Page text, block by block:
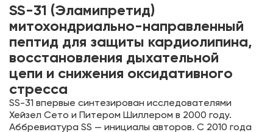
SS-31 (Эламипретид)
митохондриально-направленный
пептид для защиты кардиолипина,
восстановления дыхательной
цепи и снижения оксидативного
стресса
SS-31 впервые синтезирован исследователями
Хейзел Сето и Питером Шиллером в 2000 году.
Аббревиатура SS — инициалы авторов. С 2010 года